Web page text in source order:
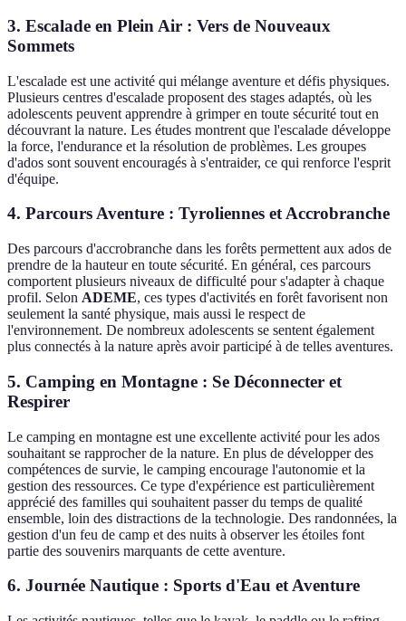
3. Escalade en Plein Air : Vers de Nouveaux
Sommets
L'escalade est une activité qui mélange aventure et défis physiques.
Plusieurs centres d'escalade proposent des stages adaptés, où les
adolescents peuvent apprendre à grimper en toute sécurité tout en
découvrant la nature. Les études montrent que l'escalade développe
la force, l'endurance et la résolution de problèmes. Les groupes
d'ados sont souvent encouragés à s'entraider, ce qui renforce l'esprit
d'équipe.
4. Parcours Aventure : Tyroliennes et Accrobranche
Des parcours d'accrobranche dans les forêts permettent aux ados de
prendre de la hauteur en toute sécurité. En général, ces parcours
comportent plusieurs niveaux de difficulté pour s'adapter à chaque
profil. Selon ADEME, ces types d'activités en forêt favorisent non
seulement la santé physique, mais aussi le respect de
l'environnement. De nombreux adolescents se sentent également
plus connectés à la nature après avoir participé à de telles aventures.
5. Camping en Montagne : Se Déconnecter et
Respirer
Le camping en montagne est une excellente activité pour les ados
souhaitant se rapprocher de la nature. En plus de développer des
compétences de survie, le camping encourage l'autonomie et la
gestion des ressources. Ce type d'expérience est particulièrement
apprécié des familles qui souhaitent passer du temps de qualité
ensemble, loin des distractions de la technologie. Des randonnées, la
gestion d'un feu de camp et des nuits à observer les étoiles font
partie des souvenirs marquants de cette aventure.
6. Journée Nautique : Sports d'Eau et Aventure